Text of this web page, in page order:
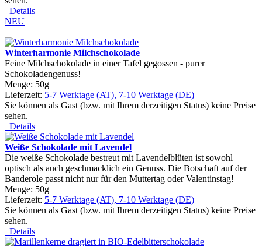
Details
NEU
Winterharmonie Milchschokolade
Feine Milchschokolade in einer Tafel gegossen - purer
Schokoladengenuss!
Menge: 50g
Lieferzeit: 5-7 Werktage (AT), 7-10 Werktage (DE)
Sie können als Gast (bzw. mit Ihrem derzeitigen Status) keine Preise
sehen.
Details
Weiße Schokolade mit Lavendel
Die weiße Schokolade bestreut mit Lavendelblüten ist sowohl
optisch als auch geschmacklich ein Genuss. Die Botschaft auf der
Banderole passt nicht nur für den Muttertag oder Valentinstag!
Menge: 50g
Lieferzeit: 5-7 Werktage (AT), 7-10 Werktage (DE)
Sie können als Gast (bzw. mit Ihrem derzeitigen Status) keine Preise
sehen.
Details